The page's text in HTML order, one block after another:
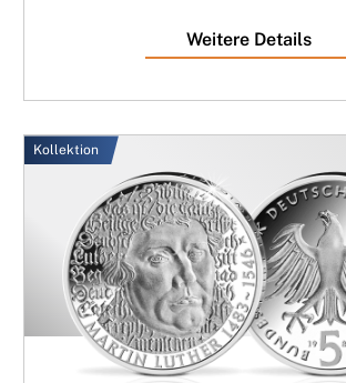
Weitere Details
Kollektion